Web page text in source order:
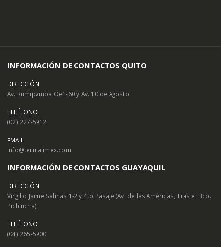
INFORMACIÓN DE CONTACTOS QUITO
DIRECCIÓN
Av. Rumipamba Oe1-60 y Av. 10 de Agosto
TELÉFONO
(02) 227-5912
EMAIL
info@termalimex.com
INFORMACIÓN DE CONTACTOS GUAYAQUIL
DIRECCIÓN
Virgilio Jaime Salinas 1-2 y 4to Pasaje (Av. de las Américas, Tras el Bco.
Pichincha)
TELÉFONO
(04) 265-5900